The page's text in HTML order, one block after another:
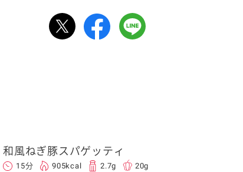
和風ねぎ豚スパゲッティ
15分 905kcal 2.7g 20g